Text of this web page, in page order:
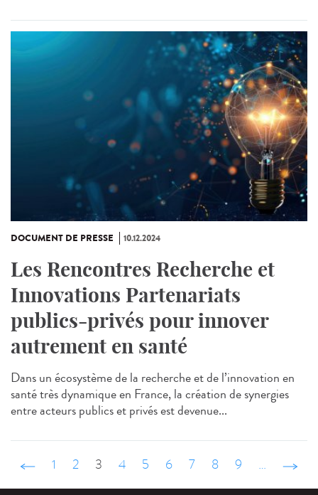
DOCUMENT DE PRESSE 10.12.2024
Les Rencontres Recherche et
Innovations Partenariats
publics-privés pour innover
autrement en santé
Dans un écosystème de la recherche et de l’innovation en
santé très dynamique en France, la création de synergies
entre acteurs publics et privés est devenue...
‹ précédent
1 2 3 4 5 6 7 8 9 …